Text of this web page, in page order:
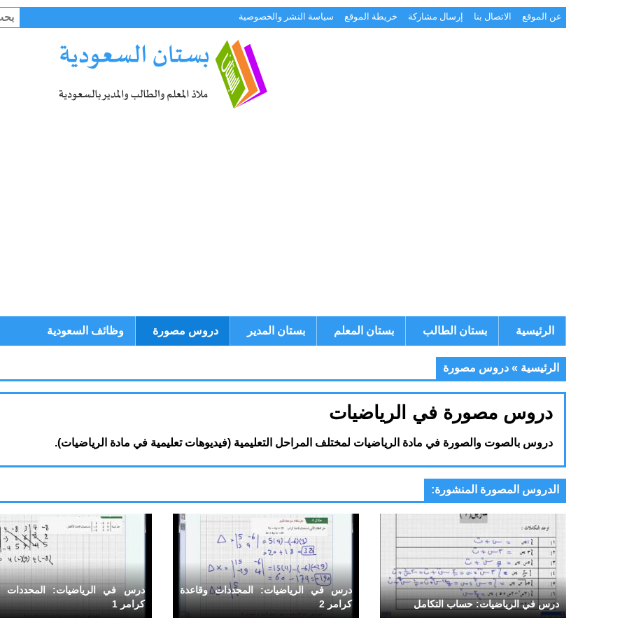
عن الموقع الاتصال بنا إرسال مشاركة خريطة الموقع سياسة النشر والخصوصية
عن:
الرئيسية بستان الطالب بستان المعلم بستان المدير دروس مصورة وظائف السعودية
الرئيسية » دروس مصورة
دروس مصورة في الرياضيات
دروس بالصوت والصورة في مادة الرياضيات لمختلف المراحل التعليمية (فيديوهات تعليمية في مادة الرياضيات).
الدروس المصورة المنشورة:
درس في الرياضيات: حساب التكامل
درس في الرياضيات: المحددات وقاعدة
كرامر 2
درس في الرياضيات: المحددات
كرامر 1